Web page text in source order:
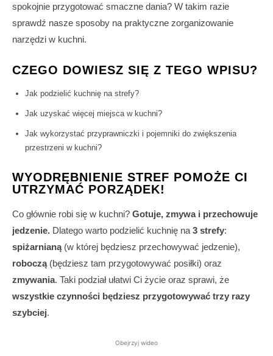
spokojnie przygotować smaczne dania? W takim razie
sprawdź nasze sposoby na praktyczne zorganizowanie
narzędzi w kuchni.
CZEGO DOWIESZ SIĘ Z TEGO WPISU?
Jak podzielić kuchnię na strefy?
Jak uzyskać więcej miejsca w kuchni?
Jak wykorzystać przyprawniczki i pojemniki do zwiększenia
przestrzeni w kuchni?
WYODRĘBNIENIE STREF POMOŻE CI
UTRZYMAĆ PORZĄDEK!
Co głównie robi się w kuchni? Gotuje, zmywa i przechowuje
jedzenie. Dlatego warto podzielić kuchnię na 3 strefy:
spiżarnianą(w której będziesz przechowywać jedzenie),
roboczą(będziesz tam przygotowywać posiłki) oraz
zmywania. Taki podział ułatwi Ci życie oraz sprawi, że
wszystkie czynności będziesz przygotowywać trzy razy
szybciej.
Obejrzyj wideo